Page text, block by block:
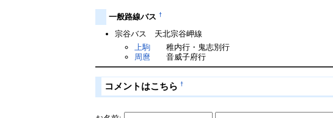
一般路線バス†
宗谷バス 天北宗谷岬線
上駒 稚内行・鬼志別行
周麿 音威子府行
コメントはこちら †